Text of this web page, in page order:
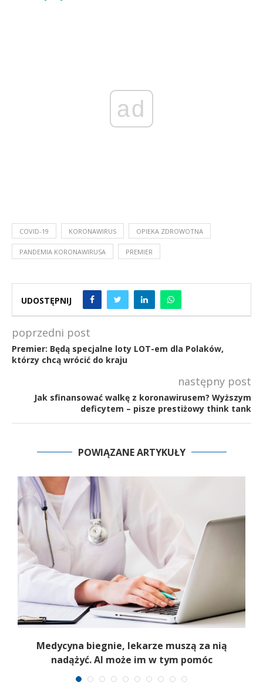
ad
COVID-19 KORONAWIRUS OPIEKA ZDROWOTNA
PANDEMIA KORONAWIRUSA PREMIER
UDOSTĘPNIJ
poprzedni post
Premier: Będą specjalne loty LOT-em dla Polaków,
którzy chcą wrócić do kraju
następny post
Jak sfinansować walkę z koronawirusem? Wyższym
deficytem – pisze prestiżowy think tank
POWIĄZANE ARTYKUŁY
Medycyna biegnie, lekarze muszą za nią
nadążyć. AI może im w tym pomóc